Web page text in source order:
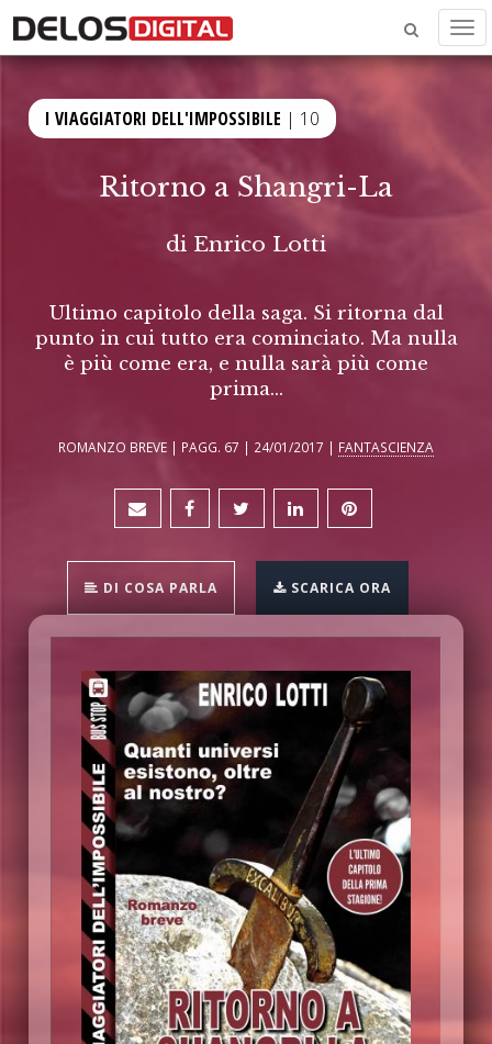
I VIAGGIATORI DELL'IMPOSSIBILE | 10
Ritorno a Shangri-La
di Enrico Lotti
Ultimo capitolo della saga. Si ritorna dal
punto in cui tutto era cominciato. Ma nulla
è più come era, e nulla sarà più come
prima…
ROMANZO BREVE | PAGG. 67 | 24/01/2017 | FANTASCIENZA
DI COSA PARLA SCARICA ORA